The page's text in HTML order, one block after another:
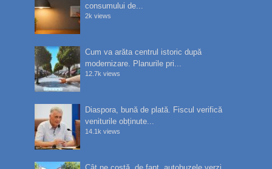
consumului de...
2k views
Cum va arăta centrul istoric după
modernizare. Planurile pri...
12.7k views
Diaspora, bună de plată. Fiscul verifică
veniturile obținute...
14.1k views